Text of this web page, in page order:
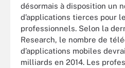
désormais à disposition un
d’applications tierces pour
professionnels. Selon la
Research, le nombre de
d’applications mobiles
milliards en 2014. Les